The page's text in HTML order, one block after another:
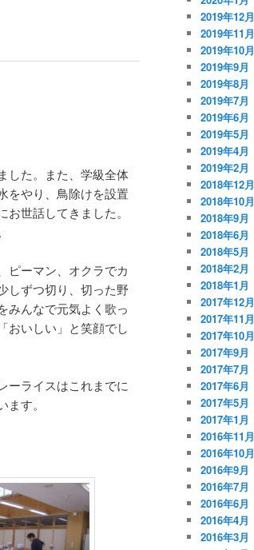
した。また、学級全体
をやり、鳥除けを設置
世話してきました。
ピーマン、オクラでカ
しずつ切り、切った野
みんなで元気よく歌っ
おいしい」と笑顔でし
ーライスはこれまでに
す。
2019年12月
2019年11月
2019年10月
2019年9月
2019年8月
2019年7月
2019年6月
2019年5月
2019年4月
2019年2月
2018年12月
2018年10月
2018年9月
2018年6月
2018年5月
2018年2月
2018年1月
2017年12月
2017年11月
2017年10月
2017年9月
2017年7月
2017年6月
2017年5月
2017年1月
2016年11月
2016年10月
2016年9月
2016年7月
2016年6月
2016年4月
2016年3月